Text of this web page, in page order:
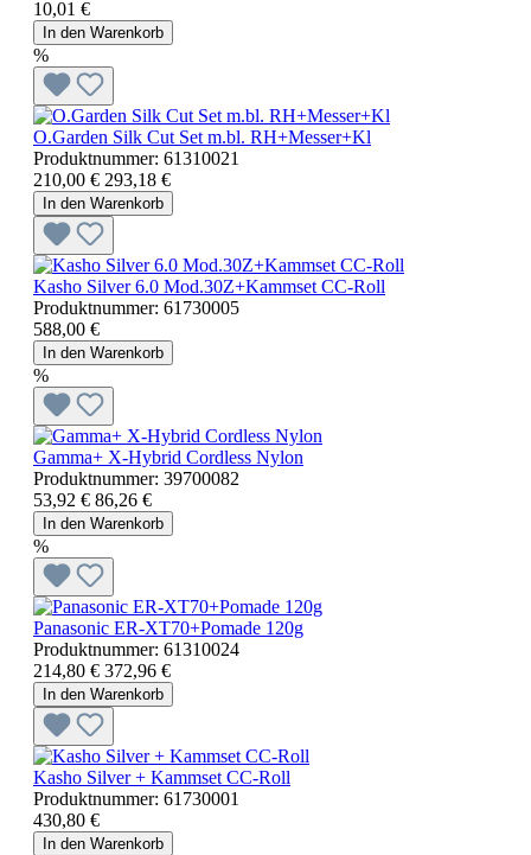
10,01 €
In den Warenkorb
%
O.Garden Silk Cut Set m.bl. RH+Messer+Kl
Produktnummer: 61310021
210,00 € 293,18 €
In den Warenkorb
Kasho Silver 6.0 Mod.30Z+Kammset CC-Roll
Produktnummer: 61730005
588,00 €
In den Warenkorb
%
Gamma+ X-Hybrid Cordless Nylon
Produktnummer: 39700082
53,92 € 86,26 €
In den Warenkorb
%
Panasonic ER-XT70+Pomade 120g
Produktnummer: 61310024
214,80 € 372,96 €
In den Warenkorb
Kasho Silver + Kammset CC-Roll
Produktnummer: 61730001
430,80 €
In den Warenkorb